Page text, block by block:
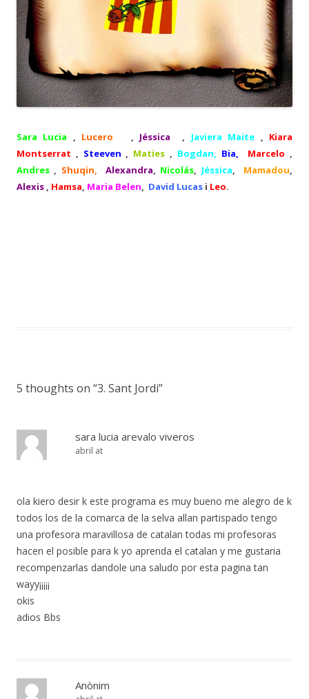
Sara Lucia , Lucero , Jéssica , Javiera Maite , Kiara
Montserrat , Steeven , Maties , Bogdan, Bia, Marcelo ,
Andres , Shuqin, Alexandra, Nicolás, Jéssica, Mamadou,
Alexis , Hamsa, Maria Belen, David Lucas i Leo.
5 thoughts on “3. Sant Jordi”
sara lucia arevalo viveros
abril at
ola kiero desir k este programa es muy bueno me alegro de k
todos los de la comarca de la selva allan partispado tengo
una profesora maravillosa de catalan todas mi profesoras
hacen el posible para k yo aprenda el catalan y me gustaria
recompenzarlas dandole una saludo por esta pagina tan
wayy¡¡¡¡¡
okis
adios Bbs
Anònim